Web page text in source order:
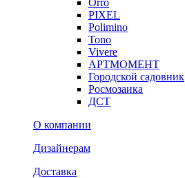
Orro
PIXEL
Polimino
Tono
Vivere
АРТМОМЕНТ
Городской садовник
Росмозаика
ДСТ
О компании
Дизайнерам
Доставка